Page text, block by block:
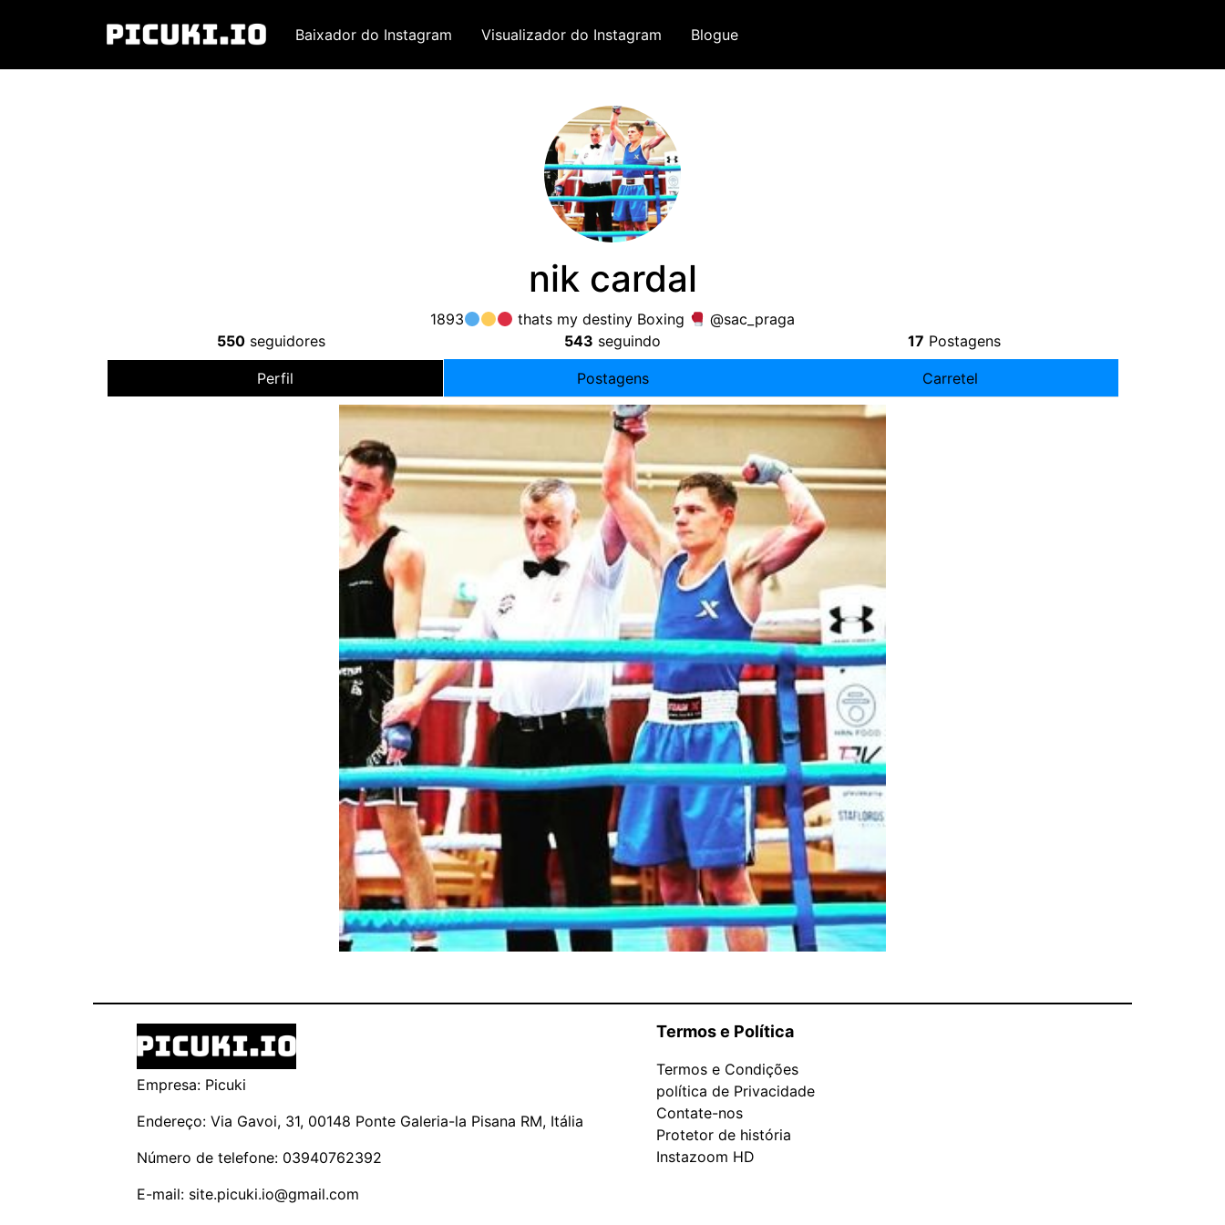
Baixador do Instagram Visualizador do Instagram Blogue
nik cardal
1893 thats my destiny Boxing
@sac_praga
550seguidores 543 seguindo 17 Postagens
Perfil Postagens Carretel
Empresa: Picuki
Endereço: Via Gavoi, 31, 00148 Ponte Galeria-la Pisana RM, Itália
Número de telefone: 03940762392
E-mail: site.picuki.io@gmail.com
Termos e Política
Termos e Condições
política de Privacidade
Contate-nos
Protetor de história
Instazoom HD